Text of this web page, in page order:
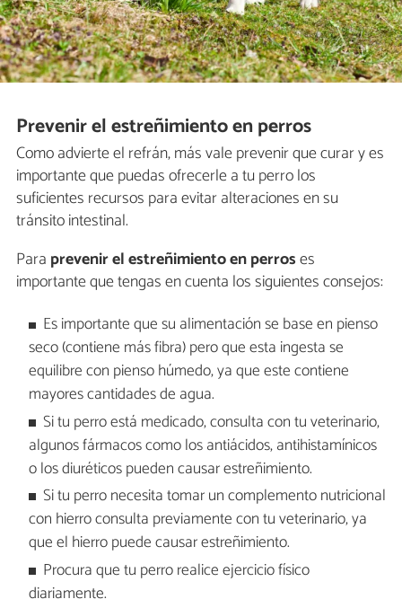
Prevenir el estreñimiento en perros
Como advierte el refrán, más vale prevenir que curar y es
importante que puedas ofrecerle a tu perro los
suficientes recursos para evitar alteraciones en su
tránsito intestinal.
Para prevenir el estreñimiento en perroses
importante que tengas en cuenta los siguientes consejos:
Es importante que su alimentación se base en pienso
seco (contiene más fibra) pero que esta ingesta se
equilibre con pienso húmedo, ya que este contiene
mayores cantidades de agua.
Si tu perro está medicado, consulta con tu veterinario,
algunos fármacos como los antiácidos, antihistamínicos
o los diuréticos pueden causar estreñimiento.
Si tu perro necesita tomar un complemento nutricional
con hierro consulta previamente con tu veterinario, ya
que el hierro puede causar estreñimiento.
Procura que tu perro realice ejercicio físico
diariamente.